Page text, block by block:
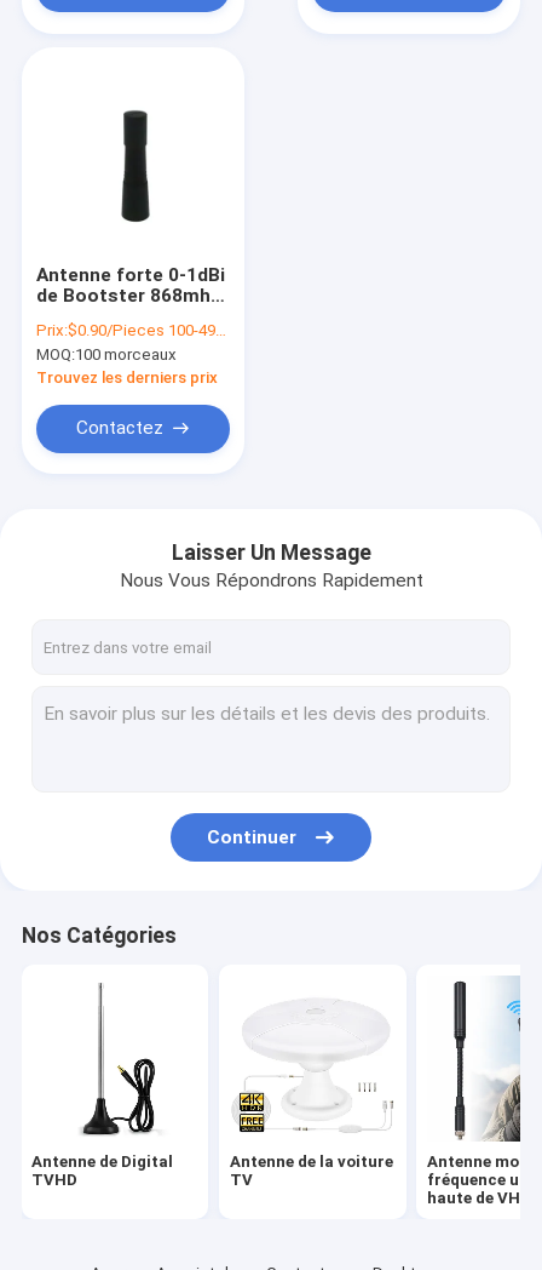
VR Show
Contrôle de qualité
Contactez-nous
VR Show
Antenne d'autoradio de CB
VHF Marine Antenna
antenne 868mhz
Antenne extérieure de Yagi
Antenne de Wifi de long terme
Antenne forte 0-1dBi
de Bootster 868mhz
signal à gain élevé
Prix:$0.90/Pieces 100-499 Pieces
MOQ:100 morceaux
Trouvez les derniers prix
Contactez
Laisser Un Message
Nous Vous Répondrons Rapidement
Continuer
Nos Catégories
Antenne de Digital
TVHD
Antenne de la voiture
TV
Antenne
fréquence
haute de VHF